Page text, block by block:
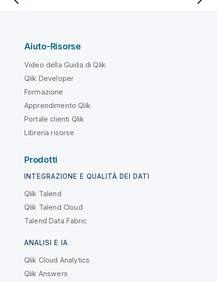
Aiuto-Risorse
Video della Guida di Qlik
Qlik Developer
Formazione
Apprendimento Qlik
Portale clienti Qlik
Libreria risorse
Prodotti
INTEGRAZIONE E QUALITÀ DEI DATI
Qlik Talend
Qlik Talend Cloud
Talend Data Fabric
ANALISI E IA
Qlik Cloud Analytics
Qlik Answers